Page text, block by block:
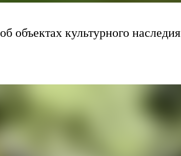
об объектах культурного наследия